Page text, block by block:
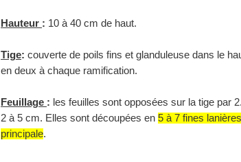
Hauteur : 10 à 40 cm de haut.
Tige: couverte de poils fins et glanduleuse dans le
en deux à chaque ramification.
Feuillage : les feuilles sont opposées sur la tige par
2 à 5 cm. Elles sont découpées en 5 à 7 fines
principale.